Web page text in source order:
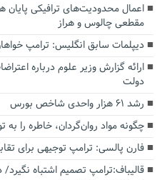
اعمال محدودیت‌های ترافیکی پایان
مقطعی چالوس و هراز
دیپلمات سابق انگلیس:‌ ترامپ
ارائه گزارش وزیر علوم درباره
دولت
رشد ۶۱ هزار واحدی شاخص بورس
چگونه مواد روان‌گردان، خاطره را
فارن پالسی: ترامپ توجیهی برای
قالیباف:ترامپ تصمیم اشتباه